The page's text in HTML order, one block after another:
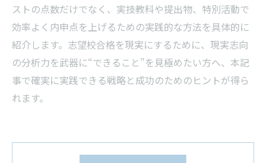
ストの点数だけでなく、実技教科や提出物、特別活動で
効率よく内申点を上げるための実践的な方法を具体的に
紹介します。志望校合格を現実にするために、現実志向
の分析力を武器に“できること”を見極めたい方へ、本記
事で確実に実践できる戦略と成功のためのヒントが得ら
れます。